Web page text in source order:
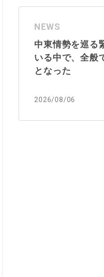
NEWS
中東情勢を巡る
いる中で、全般
となった
2026/08/06